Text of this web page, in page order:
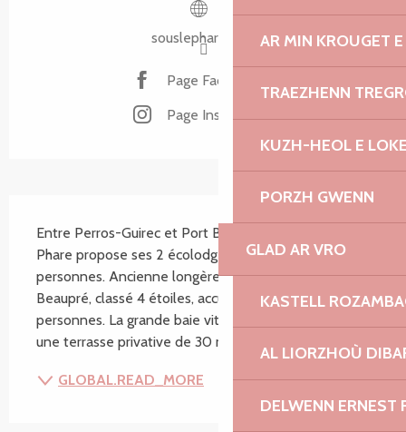
AR MIN KROUGET
TRAEZHENN
KUZH-HEOL E
PORZH GWENN
GLAD AR VRO
KASTELL
AL LIORZHOÙ
DELWENN ERNEST
souslephare.com
Page Facebook
Page Instagram
SECTIONS.TOURISM.SHEET.DESCRIPTION
Entre Perros-Guirec et Port Blanc, le Manoir Sous Le
Phare propose ses 2 écolodges pour 4 et 8/9
personnes. Ancienne longère du 16ème siècle, Le
Beaupré, classé 4 étoiles, accueille jusqu'à 9
personnes. La grande baie vitrée du séjour ouvre sur
une terrasse privative de 30 m² au pied du Phare de...
GLOBAL.READ_MORE